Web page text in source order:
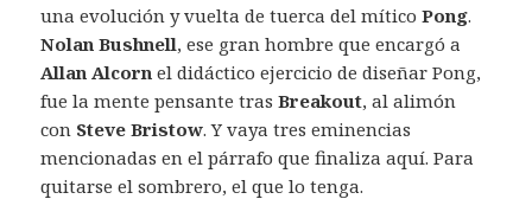
una evolución y vuelta de tuerca del míticoPong.
Nolan Bushnell, ese gran hombre que encargó a
Allan Alcorn el didáctico ejercicio de diseñar Pong,
fue la mente pensante trasBreakout, al alimón
con Steve Bristow. Y vaya tres eminencias
mencionadas en el párrafo que finaliza aquí. Para
quitarse el sombrero, el que lo tenga.